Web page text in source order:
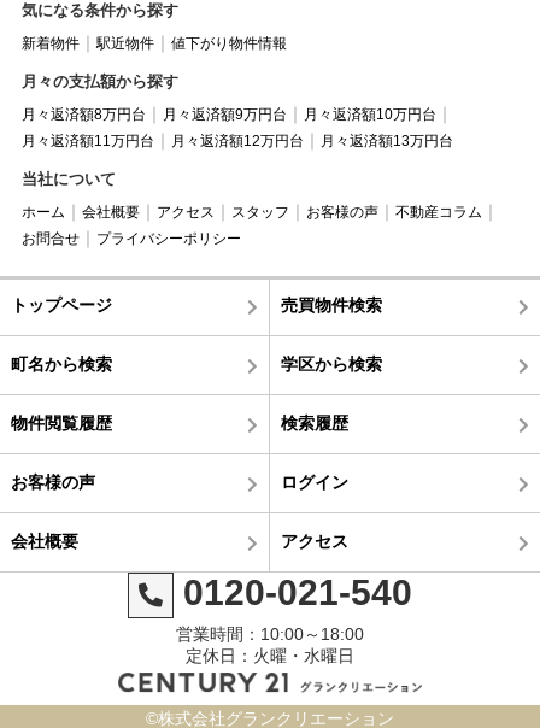
気になる条件から探す
新着物件 駅近物件 値下がり物件情報
月々の支払額から探す
月々返済額8万円台 月々返済額9万円台
月々返済額10万円台
月々返済額11万円台
月々返済額12万円台 月々返済額13万円台
当社について
ホーム 会社概要 アクセス スタッフ お客様の声
不動産コラム
お問合せ
プライバシーポリシー
トップページ 売買物件検索
町名から検索 学区から検索
物件閲覧履歴 検索履歴
お客様の声 ログイン
会社概要 アクセス
0120-021-540
営業時間：10:00～18:00
定休日：火曜・水曜日
©株式会社グランクリエーション